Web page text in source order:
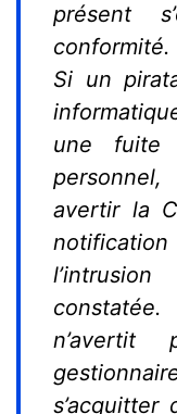
présent
conformité.
Si un
une fuite
avertir la
s’acquitter